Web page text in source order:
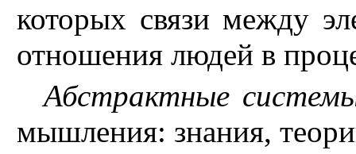
которых связи между
отношения людей в
Абстрактные
мышления: знания,